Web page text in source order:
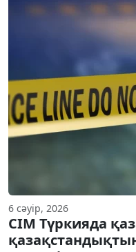
6 сәуір, 2026
СІМ Түркияда